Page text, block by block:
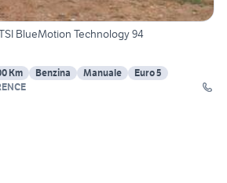
BlueMotion Technology 94
Km Benzina Manuale
Euro 5